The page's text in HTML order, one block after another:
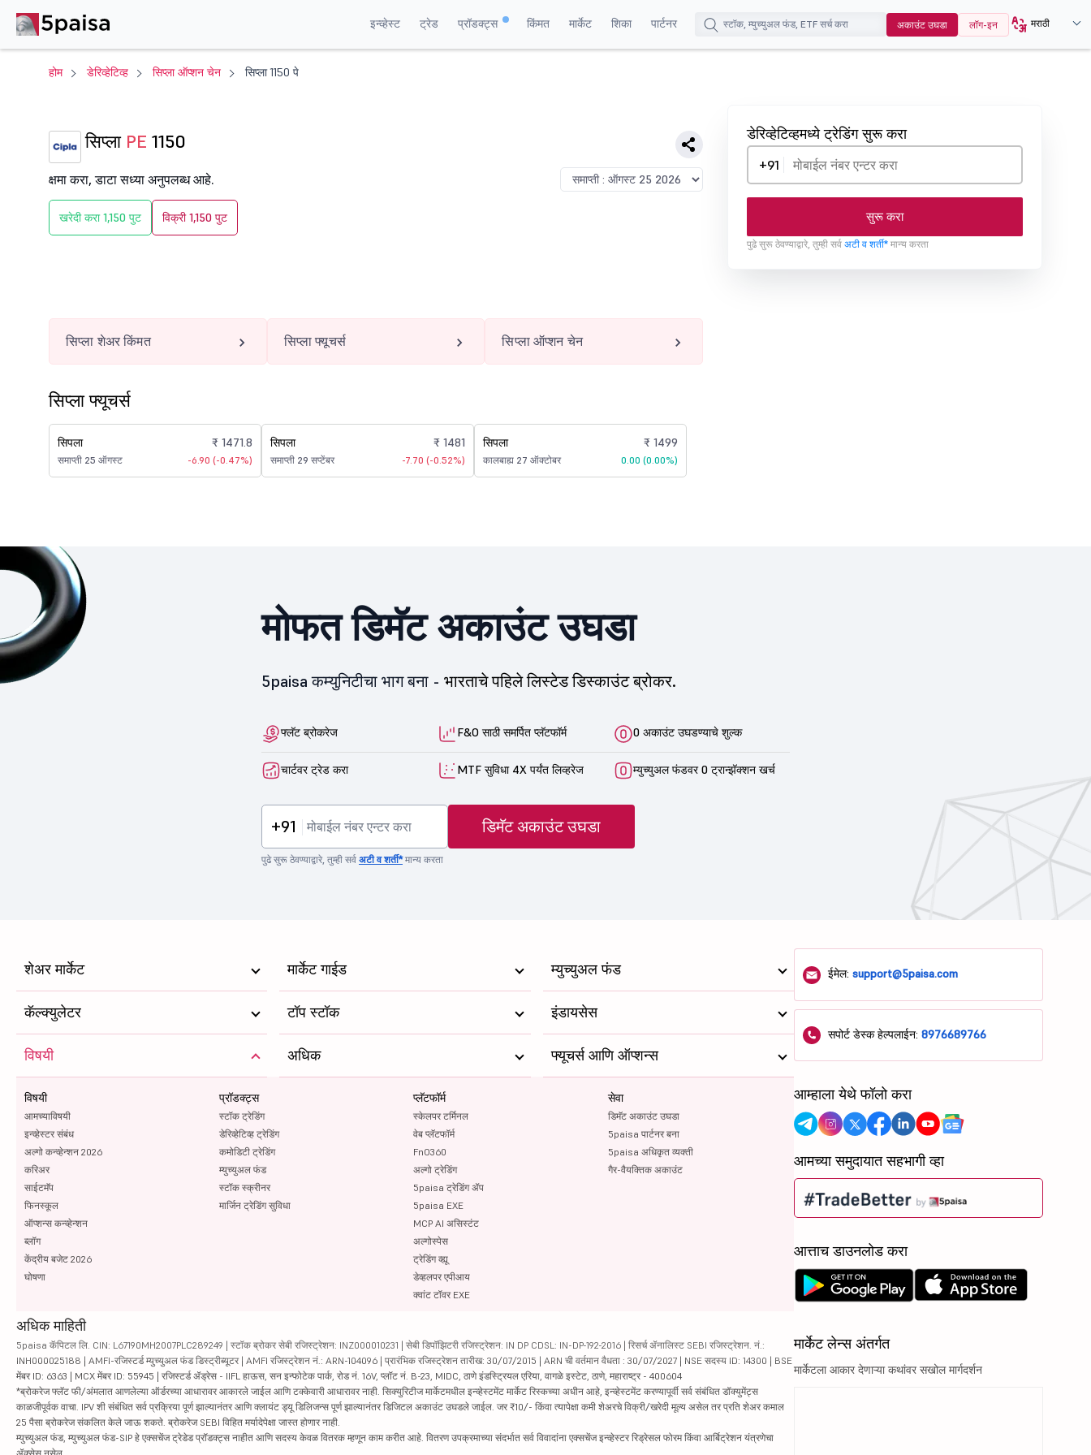
इन्व्हेस्ट ट्रेड प्रॉडक्ट्स किंमत मार्केट शिका पार्टनर अकाउंट उघडा लॉग-इन मराठी
होम डेरिव्हेटिव्ह सिप्ला ऑप्शन चेन सिप्ला 1150 पे
सिप्ला PE 1150
क्षमा करा, डाटा सध्या अनुपलब्ध आहे.
खरेदी करा 1,150 पुट विक्री 1,150 पुट
डेरिव्हेटिव्हमध्ये ट्रेडिंग सुरू करा
+91
सुरू करा
पुढे सुरू ठेवण्याद्वारे, तुम्ही सर्व अटी व शर्ती* मान्य करता
सिप्ला शेअर किंमत सिप्ला फ्यूचर्स सिप्ला ऑप्शन चेन
सिप्ला फ्यूचर्स
सिपला
समाप्ती 25 ऑगस्ट
₹ 1471.8
-6.90 (-0.47%)
सिपला
समाप्ती 29 सप्टेंबर
₹ 1481
-7.70 (-0.52%)
सिपला
कालबाह्य 27 ऑक्टोबर
₹ 1499
0.00 (0.00%)
मोफत डिमॅट अकाउंट उघडा
5paisa कम्युनिटीचा भाग बना - भारताचे पहिले लिस्टेड डिस्काउंट ब्रोकर.
फ्लॅट ब्रोकरेज F&O साठी समर्पित प्लॅटफॉर्म 0 अकाउंट उघडण्याचे शुल्क
चार्टवर ट्रेड करा MTF सुविधा 4X पर्यंत लिव्हरेज म्युच्युअल फंडवर 0 ट्रान्झॅक्शन खर्च
+91 डिमॅट अकाउंट उघडा
पुढे सुरू ठेवण्याद्वारे, तुम्ही सर्व अटी व शर्ती*मान्य करता
शेअर मार्केट मार्केट गाईड म्युच्युअल फंड
कॅल्क्युलेटर टॉप स्टॉक इंडायसेस
विषयी
विषयी
आमच्याविषयी
इन्व्हेस्टर संबंध
अल्गो कन्व्हेन्शन 2026
करिअर
साईटमॅप
फिनस्कूल
ऑप्शन्स कन्व्हेन्शन
ब्लॉग
केंद्रीय बजेट 2026
घोषणा
प्रॉडक्ट्स
स्टॉक ट्रेडिंग
डेरिव्हेटिव्ह ट्रेडिंग
कमोडिटी ट्रेडिंग
म्युच्युअल फंड
स्टॉक स्क्रीनर
मार्जिन ट्रेडिंग सुविधा
प्लॅटफॉर्म
स्केलपर टर्मिनल
वेब प्लॅटफॉर्म
FnO360
अल्गो ट्रेडिंग
5paisa ट्रेडिंग ॲप
5paisa EXE
MCP AI असिस्टंट
अल्गोस्पेस
ट्रेडिंग व्ह्यू
डेव्हलपर एपीआय
क्वांट टॉवर EXE
सेवा
डिमॅट अकाउंट उघडा
5paisa पार्टनर बना
5paisa अधिकृत व्यक्ती
गैर-वैयक्तिक अकाउंट
अधिक फ्यूचर्स आणि ऑप्शन्स
अधिक माहिती
5paisa कॅपिटल लि. CIN: L67190MH2007PLC289249 | स्टॉक ब्रोकर सेबी रजिस्ट्रेशन: INZ000010231 | सेबी डिपॉझिटरी रजिस्ट्रेशन: IN DP CDSL: IN-DP-192-2016 | रिसर्च ॲनालिस्ट SEBI रजिस्ट्रेशन. नं.:
INH000025188 | AMFI-रजिस्टर्ड म्युच्युअल फंड डिस्ट्रीब्यूटर | AMFI रजिस्ट्रेशन नं.: ARN-104096 | प्रारंभिक रजिस्ट्रेशन तारीख: 30/07/2015 | ARN ची वर्तमान वैधता : 30/07/2027 | NSE सदस्य ID: 14300 | BSE
मेंबर ID: 6363 | MCX मेंबर ID: 55945 | रजिस्टर्ड ॲड्रेस - IIFL हाऊस, सन इन्फोटेक पार्क, रोड नं. 16V, प्लॉट नं. B-23, MIDC, ठाणे इंडस्ट्रियल एरिया, वागळे इस्टेट, ठाणे, महाराष्ट्र - 400604
*ब्रोकरेज फ्लॅट फी/अंमलात आणलेल्या ऑर्डरच्या आधारावर आकारले जाईल आणि टक्केवारी आधारावर नाही. सिक्युरिटीज मार्केटमधील इन्व्हेस्टमेंट मार्केट रिस्कच्या अधीन आहे, इन्व्हेस्टमेंट करण्यापूर्वी सर्व संबंधित डॉक्युमेंट्स
काळजीपूर्वक वाचा. IPV शी संबंधित सर्व प्रक्रिया पूर्ण झाल्यानंतर आणि क्लायंट ड्यू डिलिजन्स पूर्ण झाल्यानंतर डिजिटल अकाउंट उघडले जाईल. जर ₹10/- किंवा त्यापेक्षा कमी शेअरचे विक्री/खरेदी मूल्य असेल तर प्रति शेअर कमाल
25 पैसा ब्रोकरेज संकलित केले जाऊ शकते. ब्रोकरेज SEBI विहित मर्यादेपेक्षा जास्त होणार नाही.
म्युच्युअल फंड, म्युच्युअल फंड-SIP हे एक्सचेंज ट्रेडेड प्रॉडक्ट्स नाहीत आणि सदस्य केवळ वितरक म्हणून काम करीत आहे. वितरण उपक्रमाच्या संदर्भात सर्व विवादांना एक्सचेंज इन्व्हेस्टर रिड्रेसल फोरम किंवा आर्बिट्रेशन यंत्रणेचा
ईमेल:support@5paisa.com
सपोर्ट डेस्क हेल्पलाईन:8976689766
आम्हाला येथे फॉलो करा
आमच्या समुदायात सहभागी व्हा
आत्ताच डाउनलोड करा
मार्केट लेन्स अंतर्गत
मार्केटला आकार देणाऱ्या कथांवर सखोल मार्गदर्शन